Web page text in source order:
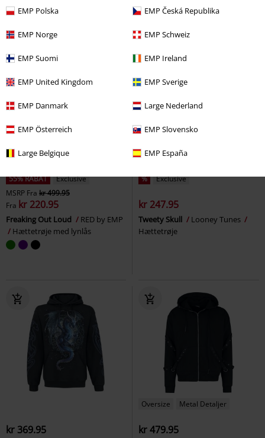
EMP Polska EMP Česká Republika
EMP Norge EMP Schweiz
EMP Suomi EMP Ireland
EMP United Kingdom EMP Sverige
EMP Danmark Large Nederland
EMP Österreich EMP Slovensko
Large Belgique EMP España
Hættetrøje med lynlås Batman Hættetrøje
55% RABAT
Exclusive
MSRP Fra kr 499.95
Fra kr 220.95
Freaking Out Loud
RED by EMP
Hættetrøje med lynlås
% Exclusive
kr 247.95
Tweety Skull
Looney Tunes
Hættetrøje
kr 369.95
Oversize Metal Detaljer
kr 479.95